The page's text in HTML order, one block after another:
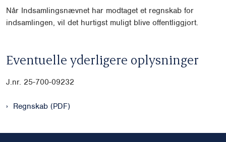
Når Indsamlingsnævnet har modtaget et regnskab for
indsamlingen, vil det hurtigst muligt blive offentliggjort.
Eventuelle yderligere oplysninger
J.nr. 25-700-09232
Regnskab (PDF)